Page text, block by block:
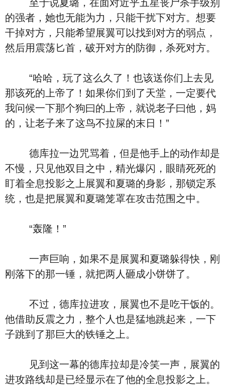
至于说夏璐，在面对近乎五星丧尸杀手级别
的强者，她也无能为力，只能干扰下对方。想要
干掉对方，只能希望展翼可以找到对方的弱点，
然后用震荡匕首，破开对方的防御，杀死对方。
“哈哈，玩了这么久了！也该送你们上去见
那该死的上帝了！如果你们到了天堂，一定要代
我问候一下那个狗曰的上帝，就说老子曰他，妈
的，让老子来了这鸟不拉屎的末日！”
德库拉一边咒骂着，但是他手上的动作却是
不慢，只见他双目之中，精光爆闪，眼睛死死的
盯着全息投影之上展翼和夏璐的身影，那锁定系
统，也是把展翼和夏璐笼罩在攻击范围之中。
“轰隆！”
一声巨响，如果不是展翼和夏璐躲得快，刚
刚落下的那一锤，就把两人砸成小饼饼了。
不过，德库拉进攻，展翼也不是吃干饭的。
他借助反震之力，整个人也是猛地跳起来，一下
子跳到了那巨大的铁锤之上。
见到这一幕的德库拉却是冷笑一声，展翼的
进攻路线却是已经显示在了他的全息投影之上。